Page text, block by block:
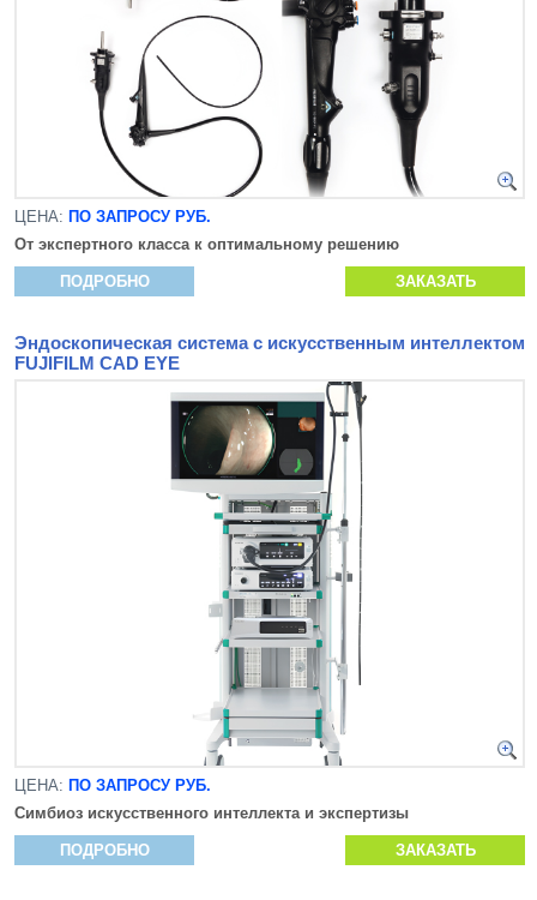
ЦЕНА: ПО ЗАПРОСУ РУБ.
От экспертного класса к оптимальному решению
ПОДРОБНО ЗАКАЗАТЬ
Эндоскопическая система с искусственным интеллектом
FUJIFILM CAD EYE
ЦЕНА: ПО ЗАПРОСУ РУБ.
Симбиоз искусственного интеллекта и экспертизы
ПОДРОБНО ЗАКАЗАТЬ